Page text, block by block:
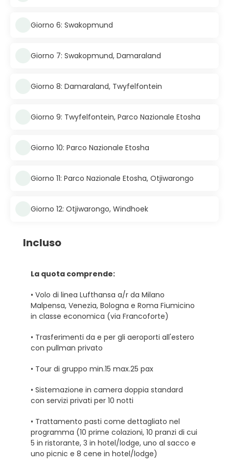
Giorno 6: Swakopmund
Giorno 7: Swakopmund, Damaraland
Giorno 8: Damaraland, Twyfelfontein
Giorno 9: Twyfelfontein, Parco Nazionale Etosha
Giorno 10: Parco Nazionale Etosha
Giorno 11: Parco Nazionale Etosha, Otjiwarongo
Giorno 12: Otjiwarongo, Windhoek
Incluso
La quota comprende:
• Volo di linea Lufthansa a/r da Milano
Malpensa, Venezia, Bologna e Roma Fiumicino
in classe economica (via Francoforte)
• Trasferimenti da e per gli aeroporti all'estero
con pullman privato
• Tour di gruppo min.15 max.25 pax
• Sistemazione in camera doppia standard
con servizi privati per 10 notti
• Trattamento pasti come dettagliato nel
programma (10 prime colazioni, 10 pranzi di cui
5 in ristorante, 3 in hotel/lodge, uno al sacco e
uno picnic e 8 cene in hotel/lodge)